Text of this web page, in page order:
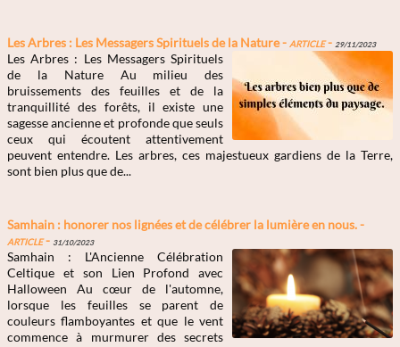
Les Arbres : Les Messagers Spirituels de la Nature -Article- 29/11/2023
Les Arbres : Les Messagers Spirituels
de la Nature Au milieu des
bruissements des feuilles et de la
tranquillité des forêts, il existe une
sagesse ancienne et profonde que seuls
ceux qui écoutent attentivement
peuvent entendre. Les arbres, ces majestueux gardiens de la Terre,
sont bien plus que de...
Samhain : honorer nos lignées et de célébrer la lumière en nous. -
Article- 31/10/2023
Samhain : L'Ancienne Célébration
Celtique et son Lien Profond avec
Halloween Au cœur de l'automne,
lorsque les feuilles se parent de
couleurs flamboyantes et que le vent
commence à murmurer des secrets